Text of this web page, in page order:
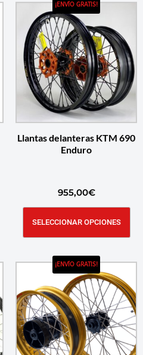
¡ENVÍO GRATIS!
Llantas delanteras KTM 690
Enduro
955,00€
SELECCIONAR OPCIONES
¡ENVÍO GRATIS!